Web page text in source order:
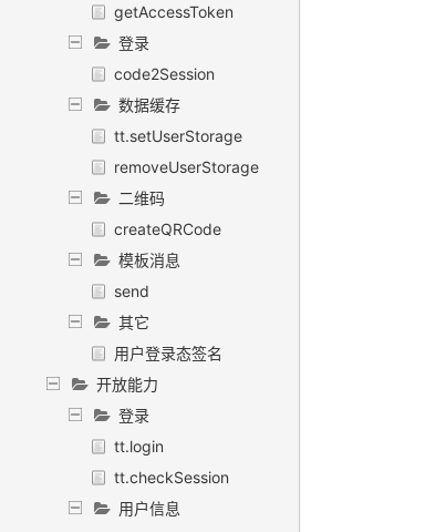
getAccessToken
登录
code2Session
数据缓存
tt.setUserStorage
removeUserStorage
二维码
createQRCode
模板消息
send
其它
用户登录态签名
开放能力
登录
tt.login
tt.checkSession
用户信息